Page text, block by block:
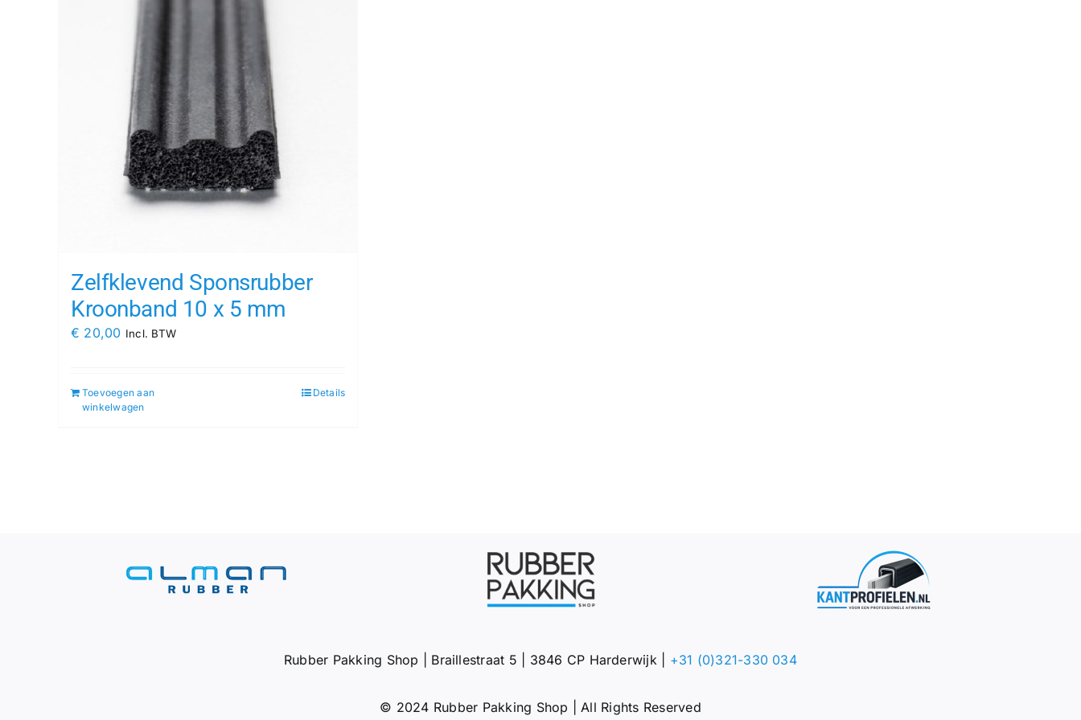
Zelfklevend Sponsrubber
Kroonband 10 x 5 mm
€ 20,00 Incl. BTW
Toevoegen aan
winkelwagen
Details
Rubber Pakking Shop | Braillestraat 5 | 3846 CP Harderwijk | +31 (0)321-330 034
© 2024 Rubber Pakking Shop | All Rights Reserved